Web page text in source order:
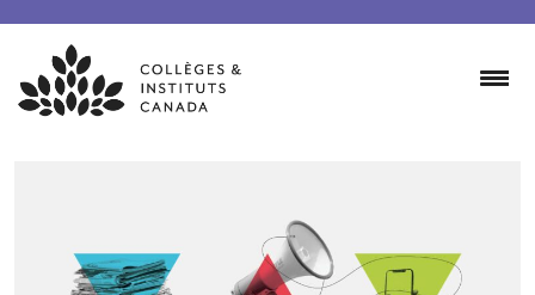
Skip
content